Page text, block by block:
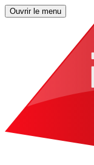
Ouvrir le menu